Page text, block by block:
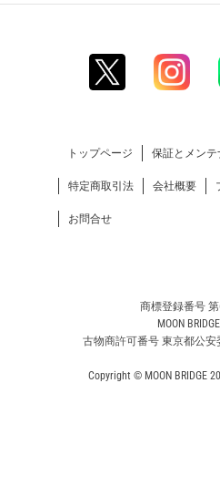
トップページ 保証とメンテ
特定商取引法 会社概要
お問合せ
商標登録番号 第
MOON
古物商許可番号 東京都公安
Copyright © MOON BRIDGE